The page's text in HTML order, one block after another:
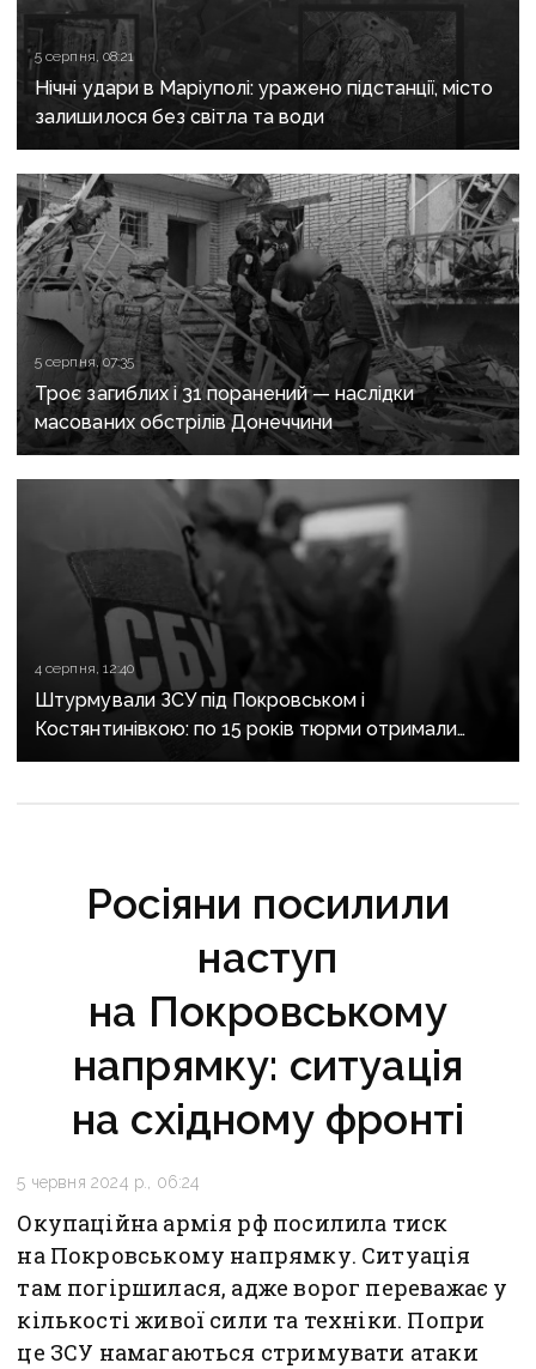
5 серпня, 08:21
Нічні удари в Маріуполі: уражено підстанції, місто
залишилося без світла та води
5 серпня, 07:35
Троє загиблих і 31 поранений — наслідки
масованих обстрілів Донеччини
4 серпня, 12:40
Штурмували ЗСУ під Покровськом і
Костянтинівкою: по 15 років тюрми отримали
десятеро бойовиків, які воювали на боці рф
Росіяни посилили
наступ
на Покровському
напрямку: ситуація
на східному фронті
5 червня 2024 р., 06:24
Окупаційна армія рф посилила тиск
на Покровському напрямку. Ситуація
там погіршилася, адже ворог переважає у
кількості живої сили та техніки. Попри
це ЗСУ намагаються стримувати атаки